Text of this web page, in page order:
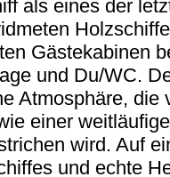
als eines der
Gästekabinen
und Du/WC.
Atmosphäre,
einer
wird. Auf
und echte